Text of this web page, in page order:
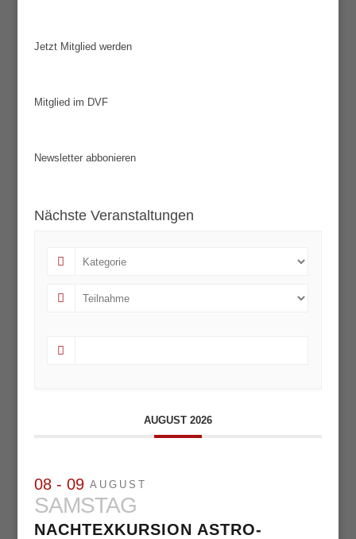
Jetzt Mitglied werden
Mitglied im DVF
Newsletter abbonieren
Nächste Veranstaltungen
AUGUST 2026
08 - 09 AUGUST
SAMSTAG
NACHTEXKURSION ASTRO-